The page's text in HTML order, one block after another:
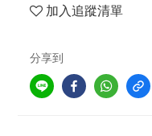
加入追蹤清單
分享到